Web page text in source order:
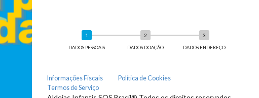
DADOS PESSOAIS DADOS DOAÇÃO DADOS ENDEREÇO
Informações Fiscais
Política de Cookies
Termos de Serviço